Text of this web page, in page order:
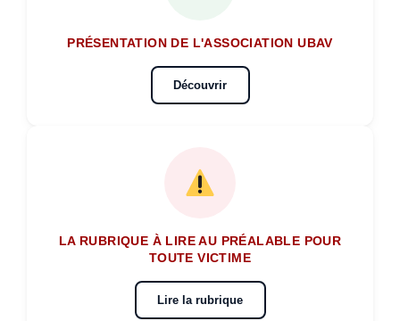
PRÉSENTATION DE L'ASSOCIATION UBAV
Découvrir
LA RUBRIQUE À LIRE AU PRÉALABLE POUR
TOUTE VICTIME
Lire la rubrique